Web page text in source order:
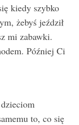
kiedy szybko
żebyś jeździł
mi zabawki.
Później Ci
to, co się